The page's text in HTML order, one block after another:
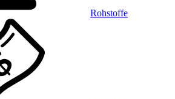
Rohstoffe